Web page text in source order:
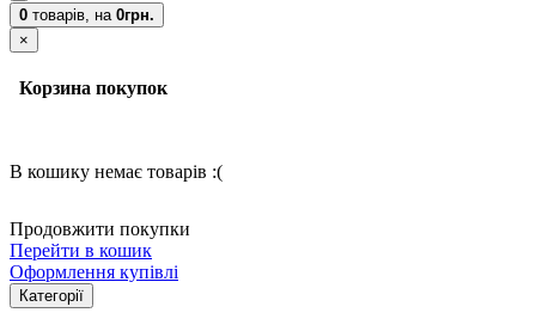
0 товарів, на 0грн.
×
Корзина покупок
В кошику немає товарів :(
Продовжити покупки
Перейти в кошик
Оформлення купівлі
Категорії